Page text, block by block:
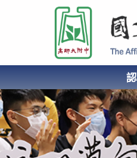
要
容
國立高雄師範大學附屬高級
AFFILIATED SENIOR